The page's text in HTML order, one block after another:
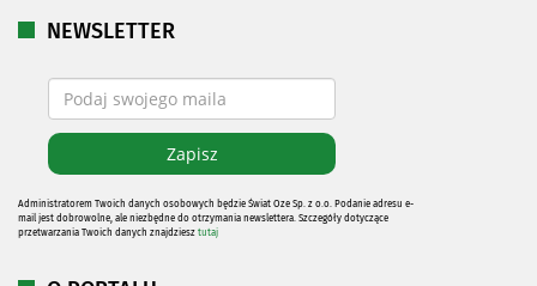
NEWSLETTER
Administratorem Twoich danych osobowych będzie Świat Oze Sp. z o.o. Podanie adresu e-
mail jest dobrowolne, ale niezbędne do otrzymania newslettera. Szczegóły dotyczące
przetwarzania Twoich danych znajdziesz tutaj